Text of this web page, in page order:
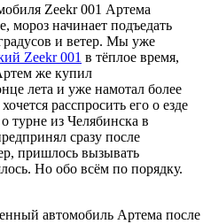
Zeekr 001 Артема
мороз начинает подъедать
и ветер. Мы уже
Zeekr 001 в тёплое время,
же купил
лета и уже намотал более
расспросить его о езде
турне из Челябинска в
сразу после
пришлось вызывать
Но обо всём по порядку.
автомобиль Артема